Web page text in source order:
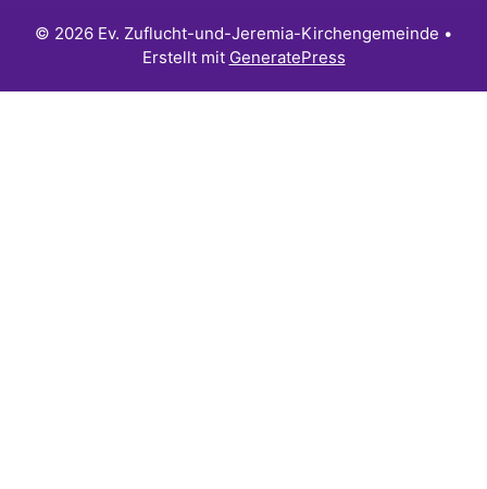
© 2026 Ev. Zuflucht-und-Jeremia-Kirchengemeinde •
Erstellt mit GeneratePress